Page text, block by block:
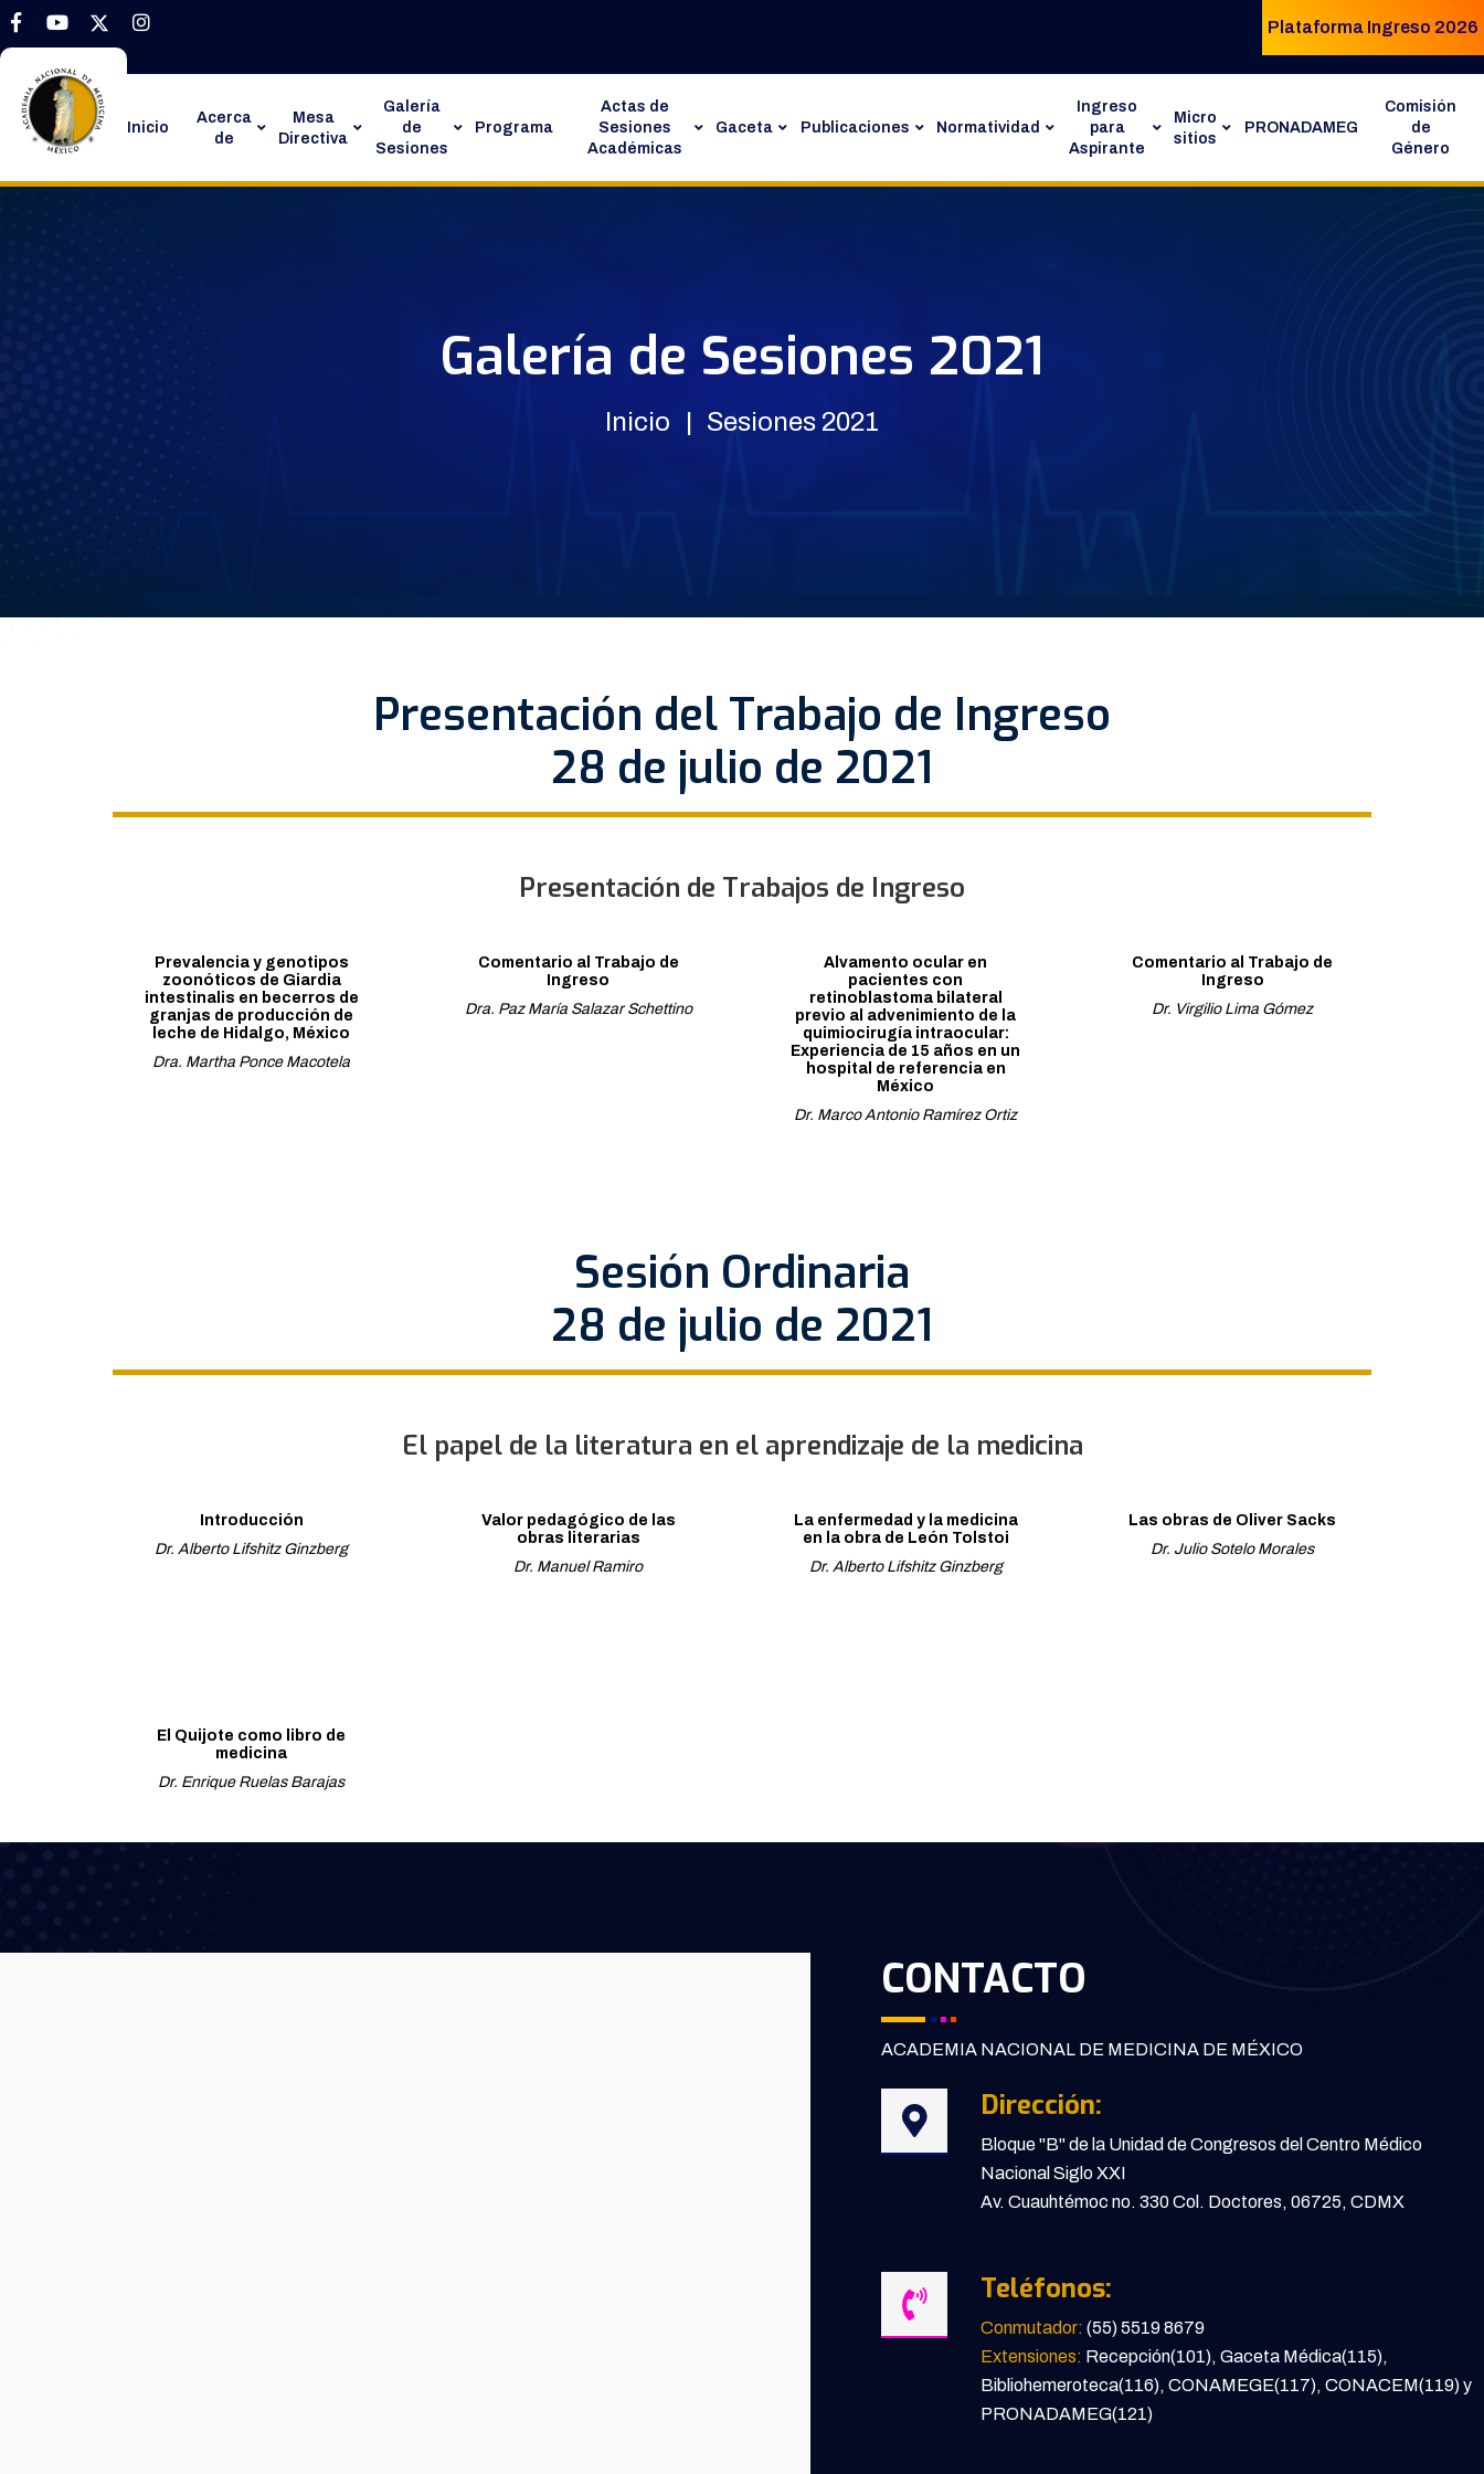
Plataforma Ingreso 2026
Inicio
Acerca
de
Mesa
Directiva
Galería
de
Sesiones
Programa
Actas de
Sesiones
Académicas
Gaceta Publicaciones Normatividad
Ingreso
para
Aspirante
Micro
sitios
PRONADAMEG
Comisión
de
Género
Galería de Sesiones 2021
Inicio Sesiones 2021
Presentación del Trabajo de Ingreso
28 de julio de 2021
Presentación de Trabajos de Ingreso
Prevalencia y genotipos
zoonóticos de Giardia
intestinalis en becerros de
granjas de producción de
leche de Hidalgo, México
Dra. Martha Ponce Macotela
Comentario al Trabajo de
Ingreso
Dra. Paz María Salazar Schettino
Alvamento ocular en
pacientes con
retinoblastoma bilateral
previo al advenimiento de la
quimiocirugía intraocular:
Experiencia de 15 años en un
hospital de referencia en
México
Dr. Marco Antonio Ramírez Ortiz
Comentario al Trabajo de
Ingreso
Dr. Virgilio Lima Gómez
Sesión Ordinaria
28 de julio de 2021
El papel de la literatura en el aprendizaje de la medicina
Introducción
Dr. Alberto Lifshitz Ginzberg
Valor pedagógico de las
obras literarias
Dr. Manuel Ramiro
La enfermedad y la medicina
en la obra de León Tolstoi
Dr. Alberto Lifshitz Ginzberg
Las obras de Oliver Sacks
Dr. Julio Sotelo Morales
El Quijote como libro de
medicina
Dr. Enrique Ruelas Barajas
CONTACTO
ACADEMIA NACIONAL DE MEDICINA DE MÉXICO
Dirección:
Bloque "B" de la Unidad de Congresos del Centro Médico
Nacional Siglo XXI
Av. Cuauhtémoc no. 330 Col. Doctores, 06725, CDMX
Teléfonos:
Conmutador: (55) 5519 8679
Extensiones: Recepción(101), Gaceta Médica(115),
Bibliohemeroteca(116), CONAMEGE(117), CONACEM(119) y
PRONADAMEG(121)